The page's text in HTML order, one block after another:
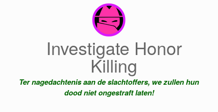
Investigate Honor
Killing
Ter nagedachtenis aan de slachtoffers, we zullen hun
dood niet ongestraft laten!